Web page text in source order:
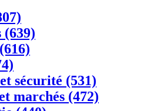
sécurité (531)
marchés (472)